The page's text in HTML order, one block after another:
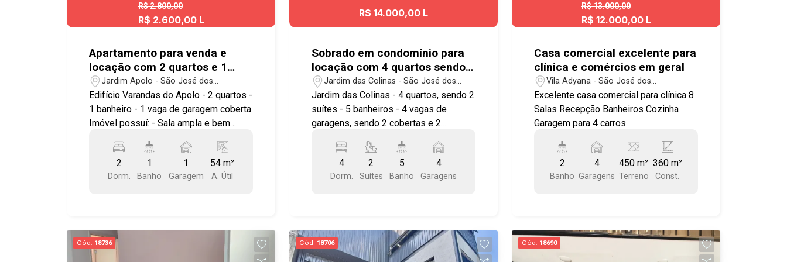
Campos, possui lindas praças e
qualidade de vida. Aqui você está
Pão de Açúcar, Shopping Colinas,
Colégio Poliedro, Colégio Univap,
Colégio Etep e tem fácil acesso à Dutra
e demais regiões da cidade. Agende
sua visita!!! #imobiliaria
#apartamentoparalocação
#jardimaquarius #geminiroyalpark
R$ 2.800,00
R$ 2.600,00 L
Apartamento para venda e
locação com 2 quartos e 1
vaga de garagem- 54m² Jardim
Apolo
Jardim Apolo - São José dos
Campos/SP
Edifício Varandas do Apolo - 2 quartos -
1 banheiro - 1 vaga de garagem coberta
Imóvel possuí: - Sala ampla e bem
gabinete e armários - Banheiro social
com box blindex de vidro - Área de
serviço Condomínio conta com: -
24 hs presencial - Câmeras - Alarmes
de segurança Excelente localização,
2
Dorm.
1
Banho
1
Garagem
54 m²
A. Útil
R$ 14.000,00 L
Sobrado em condomínio para
locação com 4 quartos sendo 2
suítes - 375 m² de terreno -
Jardim das Colinas
Jardim das Colinas - São José dos
Campos/SP
Jardim das Colinas - 4 quartos, sendo 2
suítes - 5 banheiros - 4 vagas de
garagens, sendo 2 cobertas e 2
Estar com rebaixamento de teto, Lareira
, piso Tabua Corrida sintecada ,acesso
ao jardim na parte da frente - 2 Salas
em piso de pedra , copa ampla com
piso de pedra , pia em L ampla toda em
4
Dorm.
2
Suítes
5
Banho
4
Garagens
R$ 13.000,00
R$ 12.000,00 L
Casa comercial excelente para
clínica e comércios em geral
Vila Adyana - São José dos
Campos/SP
Excelente casa comercial para clínica 8
Salas Recepção Banheiros Cozinha
Garagem para 4 carros
2
Banho
4
Garagens
450 m²
Terreno
360 m²
Const.
Cód. 18736 Cód. 18706 Cód. 18690